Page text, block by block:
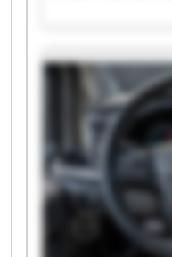
Llinás Y Cia, Sa
Llinás Y Cia, Sa
Llinás Y Cia, Sa
Llinás Y Cia, Sa